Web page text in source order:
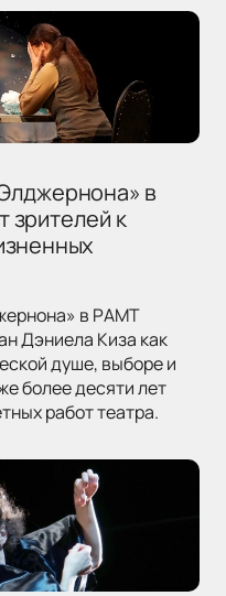
в
зрителей к
в РАМТ
Дэниела Киза как
душе, выборе и
более десяти лет
работ театра.